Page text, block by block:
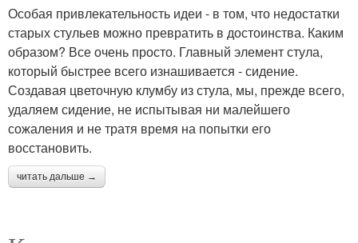
Особая привлекательность идеи - в том, что недостатки
старых стульев можно превратить в достоинства. Каким
образом? Все очень просто. Главный элемент стула,
который быстрее всего изнашивается - сидение.
Создавая цветочную клумбу из стула, мы, прежде всего,
удаляем сидение, не испытывая ни малейшего
сожаления и не тратя время на попытки его
восстановить.
читать дальше →